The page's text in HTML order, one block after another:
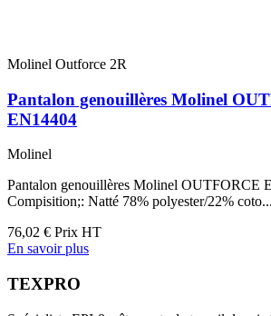
Molinel Outforce 2R
Pantalon genouillères Molinel
EN14404
Molinel
Pantalon genouillères Molinel OUTFORCE
Compisition;: Natté 78% polyester/22% coto...
76,02 € Prix HT
En savoir plus
TEXPRO